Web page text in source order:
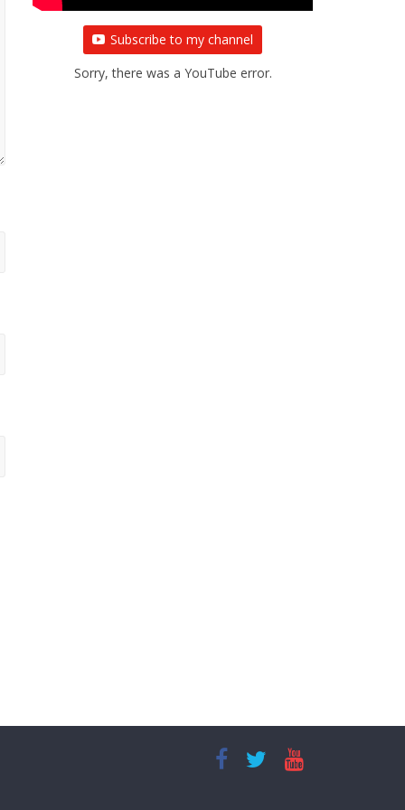
Subscribe to my channel
Sorry, there was a YouTube error.